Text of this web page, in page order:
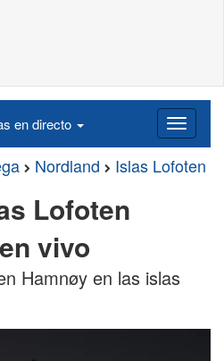
en directo
Nordland Islas Lofoten
Lofoten
vivo
Hamnøy en las islas